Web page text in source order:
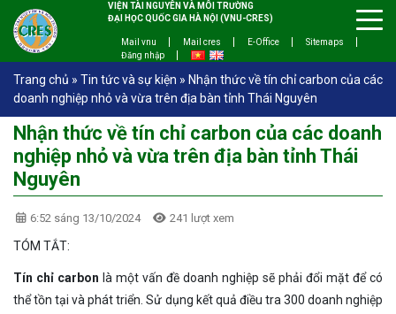
VIỆN TÀI NGUYÊN VÀ MÔI TRƯỜNG
ĐẠI HỌC QUỐC GIA HÀ NỘI (VNU-CRES)
Mail vnu Mail cres E-Office
Sitemaps
Đăng nhập
Trang chủ » Tin tức và sự kiện » Nhận thức về tín chỉ carbon của các
doanh nghiệp nhỏ và vừa trên địa bàn tỉnh Thái Nguyên
Nhận thức về tín chỉ carbon của các doanh
nghiệp nhỏ và vừa trên địa bàn tỉnh Thái
Nguyên
6:52 sáng 13/10/2024 241 lượt xem
TÓM TẮT:
Tín chỉ carbon là một vấn đề doanh nghiệp sẽ phải đổi mặt để có
thể tồn tại và phát triển. Sử dụng kết quả điều tra 300 doanh nghiệp